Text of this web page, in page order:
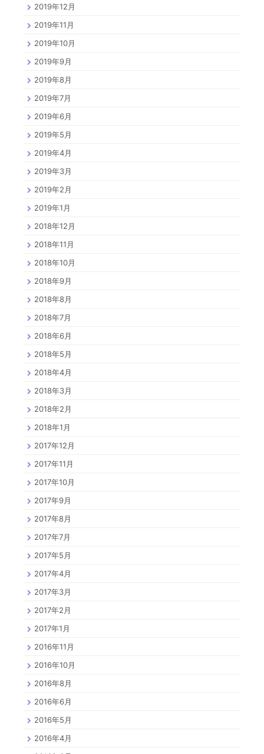
2019年12月
2019年11月
2019年10月
2019年9月
2019年8月
2019年7月
2019年6月
2019年5月
2019年4月
2019年3月
2019年2月
2019年1月
2018年12月
2018年11月
2018年10月
2018年9月
2018年8月
2018年7月
2018年6月
2018年5月
2018年4月
2018年3月
2018年2月
2018年1月
2017年12月
2017年11月
2017年10月
2017年9月
2017年8月
2017年7月
2017年5月
2017年4月
2017年3月
2017年2月
2017年1月
2016年11月
2016年10月
2016年8月
2016年6月
2016年5月
2016年4月